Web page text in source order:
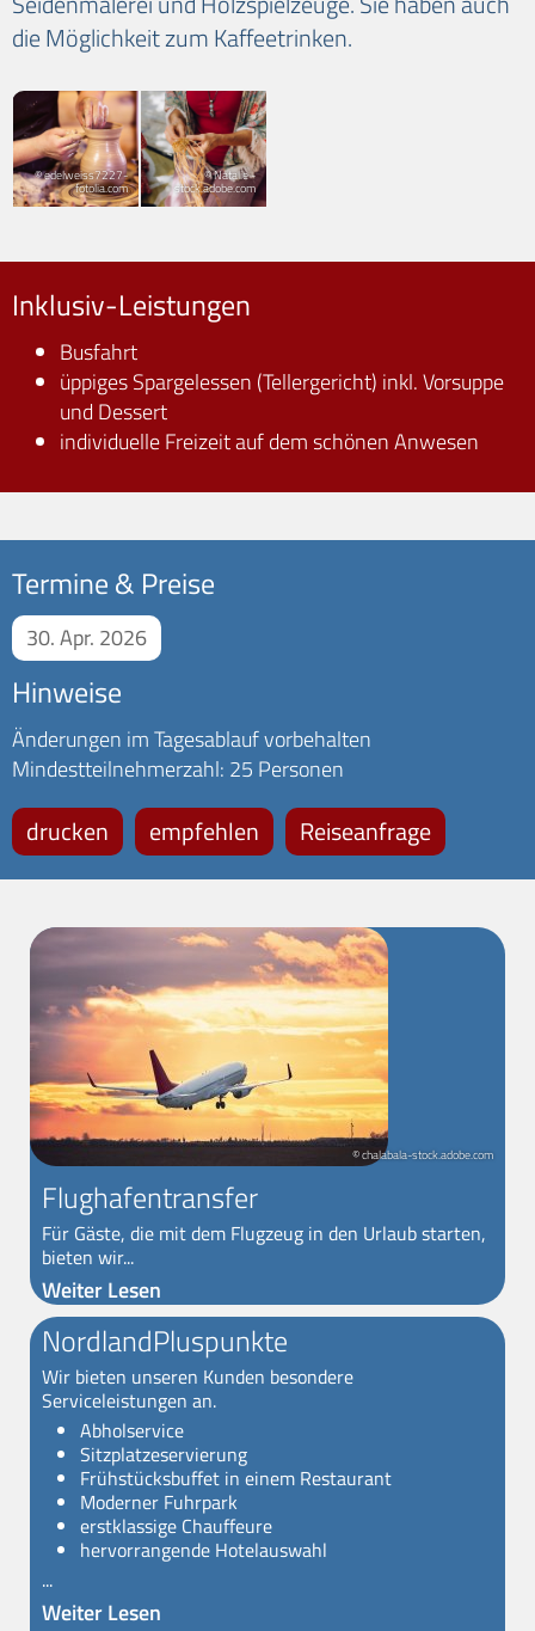
die Möglichkeit zum Kaffeetrinken.
© edelweiss7227-
fotolia.com
© Natalie -
stock.adobe.com
Inklusiv-Leistungen
Busfahrt
üppiges Spargelessen (Tellergericht) inkl. Vorsuppe
und Dessert
individuelle Freizeit auf dem schönen Anwesen
Termine & Preise
30. Apr. 2026
Hinweise
Änderungen im Tagesablauf vorbehalten
Mindestteilnehmerzahl: 25 Personen
drucken empfehlen Reiseanfrage
© chalabala-stock.adobe.com
Flughafentransfer
Für Gäste, die mit dem Flugzeug in den Urlaub starten,
bieten wir...
Weiter Lesen
NordlandPluspunkte
Wir bieten unseren Kunden besondere
Serviceleistungen an.
Abholservice
Sitzplatzeservierung
Frühstücksbuffet in einem Restaurant
Moderner Fuhrpark
erstklassige Chauffeure
hervorrangende Hotelauswahl
...
Weiter Lesen